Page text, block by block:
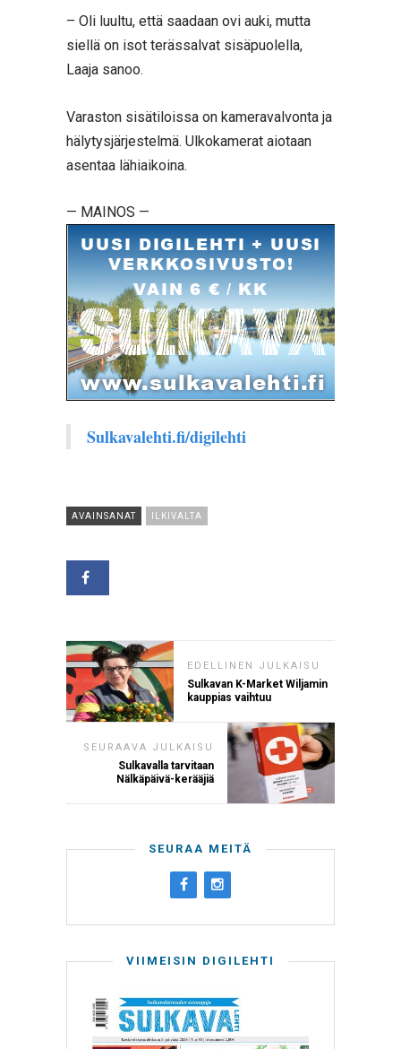
– Oli luultu, että saadaan ovi auki, mutta
siellä on isot terässalvat sisäpuolella,
Laaja sanoo.
Varaston sisätiloissa on kameravalvonta ja
hälytysjärjestelmä. Ulkokamerat aiotaan
asentaa lähiaikoina.
— MAINOS —
Sulkavalehti.fi/digilehti
AVAINSANAT ILKIVALTA
EDELLINEN JULKAISU
Sulkavan K-Market Wiljamin
kauppias vaihtuu
SEURAAVA JULKAISU
Sulkavalla tarvitaan
Nälkäpäivä-kerääjiä
SEURAA MEITÄ
VIIMEISIN DIGILEHTI